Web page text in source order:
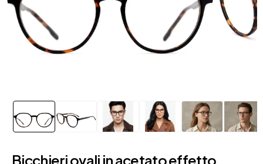
Bicchieri ovali in acetato effetto